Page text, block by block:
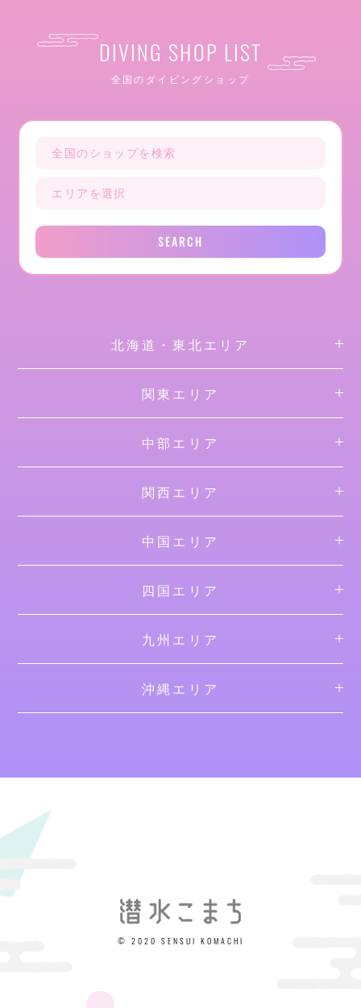
DIVING SHOP LIST
全国のダイビングショップ
SEARCH
北海道・東北エリア
関東エリア
中部エリア
関西エリア
中国エリア
四国エリア
九州エリア
沖縄エリア
© 2020 SENSUI KOMACHI